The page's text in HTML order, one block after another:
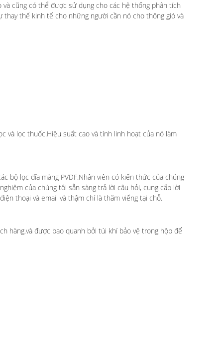
cũng có thể được sử dụng cho các hệ thống phân tích
thế kinh tế cho những người cần nó cho thông gió và
và lọc thuốc.Hiệu suất cao và tính linh hoạt của nó làm
bộ lọc đĩa màng PVDF.Nhân viên có kiến thức của chúng
của chúng tôi sẵn sàng trả lời câu hỏi, cung cấp lời
thoại và email và thậm chí là thăm viếng tại chỗ.
hàng.và được bao quanh bởi túi khí bảo vệ trong hộp để